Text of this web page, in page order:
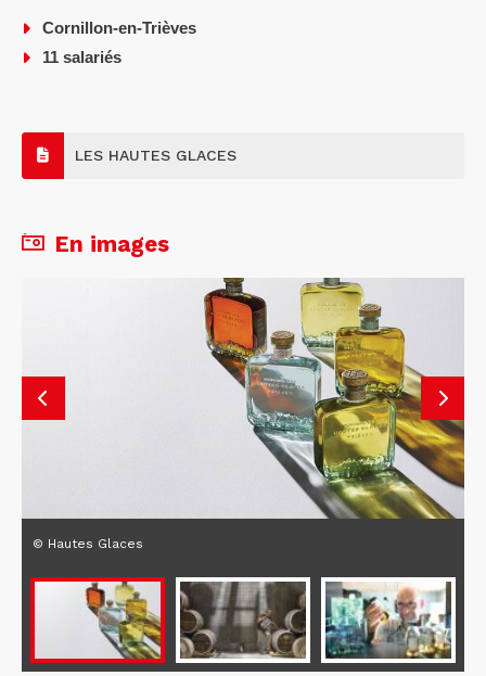
Cornillon-en-Trièves
11 salariés
LES HAUTES GLACES
En images
© Hautes Glaces